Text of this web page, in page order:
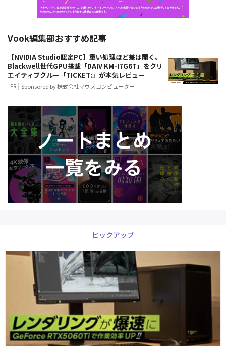
Vook編集部おすすめ記事
【NVIDIA Studio認定PC】重い処理ほど差は開く。
Blackwell世代GPU搭載「DAIV KM-I7G6T」をクリ
エイティブクルー「TICKET:」が本気レビュー
Sponsored by 株式会社マウスコンピューター
ピックアップ